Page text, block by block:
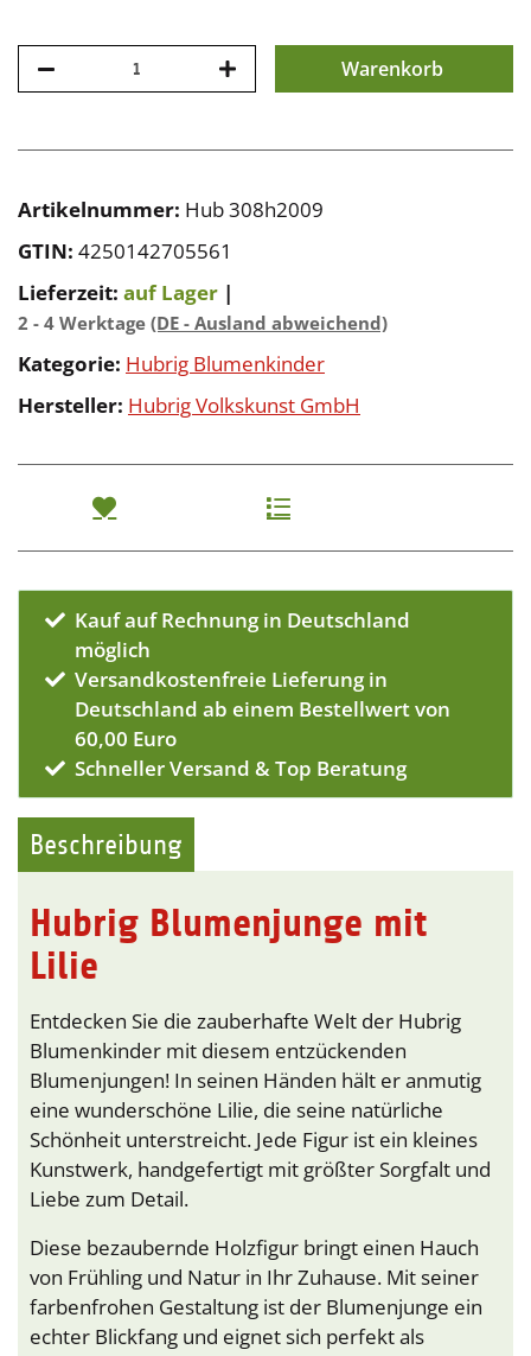
Warenkorb
Artikelnummer: Hub 308h2009
GTIN: 4250142705561
Lieferzeit: auf Lager |
2 - 4 Werktage (DE - Ausland abweichend)
Kategorie: Hubrig Blumenkinder
Hersteller: Hubrig Volkskunst GmbH
Kauf auf Rechnung in Deutschland
möglich
Versandkostenfreie Lieferung in
Deutschland ab einem Bestellwert von
60,00 Euro
Schneller Versand & Top Beratung
Beschreibung
Hubrig Blumenjunge mit
Lilie
Entdecken Sie die zauberhafte Welt der Hubrig
Blumenkinder mit diesem entzückenden
Blumenjungen! In seinen Händen hält er anmutig
eine wunderschöne Lilie, die seine natürliche
Schönheit unterstreicht. Jede Figur ist ein kleines
Kunstwerk, handgefertigt mit größter Sorgfalt und
Liebe zum Detail.
Diese bezaubernde Holzfigur bringt einen Hauch
von Frühling und Natur in Ihr Zuhause. Mit seiner
farbenfrohen Gestaltung ist der Blumenjunge ein
echter Blickfang und eignet sich perfekt als